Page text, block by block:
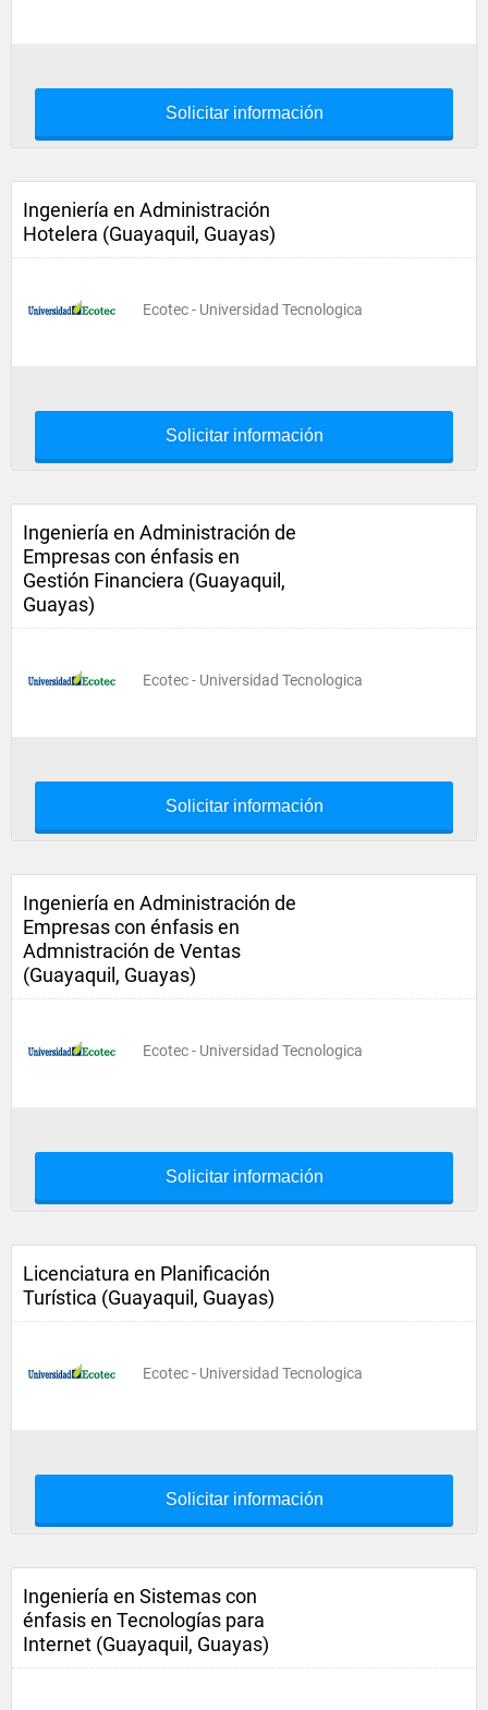
Solicitar información
Ingeniería en Administración
Hotelera (Guayaquil, Guayas)
Ecotec - Universidad Tecnologica
Solicitar información
Ingeniería en Administración de
Empresas con énfasis en
Gestión Financiera (Guayaquil,
Guayas)
Ecotec - Universidad Tecnologica
Solicitar información
Ingeniería en Administración de
Empresas con énfasis en
Admnistración de Ventas
(Guayaquil, Guayas)
Ecotec - Universidad Tecnologica
Solicitar información
Licenciatura en Planificación
Turística (Guayaquil, Guayas)
Ecotec - Universidad Tecnologica
Solicitar información
Ingeniería en Sistemas con
énfasis en Tecnologías para
Internet (Guayaquil, Guayas)